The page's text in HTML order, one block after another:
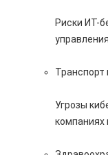
Риски ИТ-
Транспорт
Угрозы
компаниях